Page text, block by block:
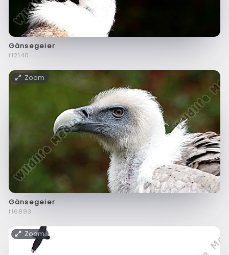
Gänsegeier
f12140
Zoom
Gänsegeier
f16893
Zoom